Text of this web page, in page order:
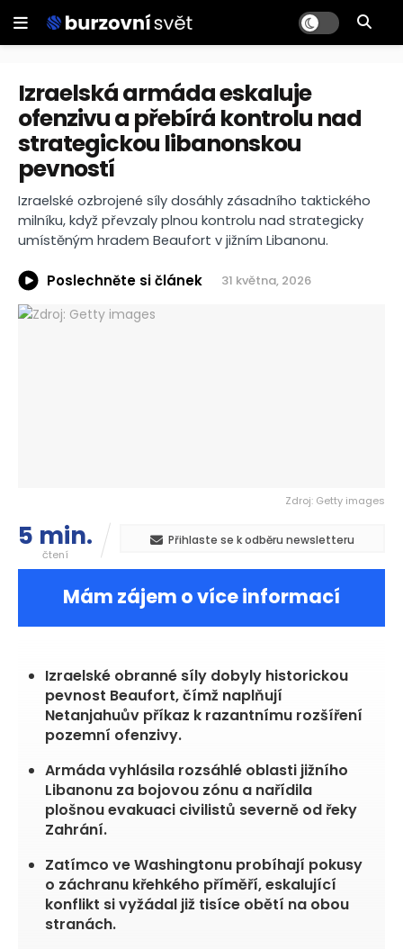
Izraelská armáda eskaluje
ofenzivu a přebírá kontrolu nad
strategickou libanonskou
pevností
Izraelské ozbrojené síly dosáhly zásadního taktického
milníku, když převzaly plnou kontrolu nad strategicky
umístěným hradem Beaufort v jižním Libanonu.
Poslechněte si článek 31 května, 2026
Zdroj: Getty images
5 min.
čtení
Přihlaste se k odběru newsletteru
Mám zájem o více informací
Izraelské obranné síly dobyly historickou
pevnost Beaufort, čímž naplňují
Netanjahuův příkaz k razantnímu rozšíření
pozemní ofenzivy.
Armáda vyhlásila rozsáhlé oblasti jižního
Libanonu za bojovou zónu a nařídila
plošnou evakuaci civilistů severně od řeky
Zahrání.
Zatímco ve Washingtonu probíhají pokusy
o záchranu křehkého příměří, eskalující
konflikt si vyžádal již tisíce obětí na obou
stranách.